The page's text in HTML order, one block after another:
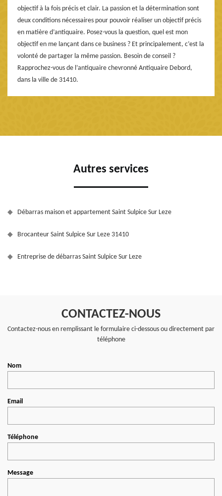
objectif à la fois précis et clair. La passion et la détermination sont
deux conditions nécessaires pour pouvoir réaliser un objectif précis
en matière d’antiquaire. Posez-vous la question, quel est mon
objectif en me lançant dans ce business ? Et principalement, c’est la
volonté de partager la même passion. Besoin de conseil ?
Rapprochez-vous de l’antiquaire chevronné Antiquaire Debord,
dans la ville de 31410.
Autres services
Débarras maison et appartement Saint Sulpice Sur Leze
Brocanteur Saint Sulpice Sur Leze 31410
Entreprise de débarras Saint Sulpice Sur Leze
CONTACTEZ-NOUS
Contactez-nous en remplissant le formulaire ci-dessous ou directement par
téléphone
Nom
Email
Téléphone
Message